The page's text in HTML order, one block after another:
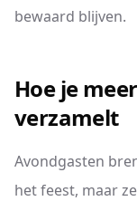
bewaard blijven.
Hoe je
verzamelt
Avondgasten
het feest, maar